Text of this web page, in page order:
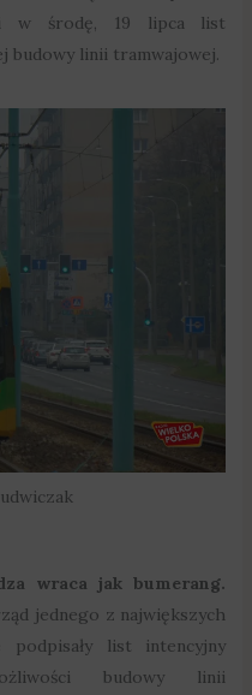
w środę, 19 lipca list
budowy linii tramwajowej.
wraca jak bumerang.
jednego z największych
podpisały list intencyjny
budowy linii